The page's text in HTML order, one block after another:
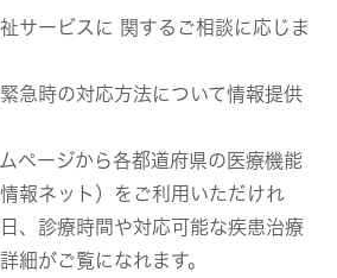
サービスに 関するご相談に応じま
急時の対応方法について情報提供
ページから各都道府県の医療機能
報ネット）をご利用いただけれ
、診療時間や対応可能な疾患治療
細がご覧になれます。